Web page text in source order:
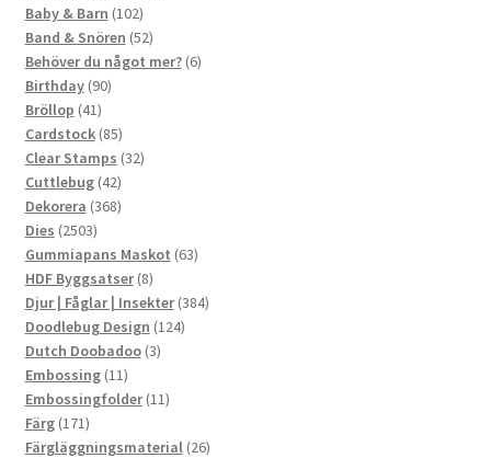
Baby & Barn 102102
produkter
Band & Snören 5252
produkter
Behöver du något mer? 66
Birthday 9090
Bröllop 4141
produkter
Cardstock 8585
produkter
Clear Stamps 3232
Cuttlebug 4242
produkter
Dekorera 368368
Dies 25032503
produkter
Gummiapans Maskot 6363
HDF Byggsatser 88
produkter
Djur | Fåglar | Insekter 384384
Doodlebug Design 124124
Dutch Doobadoo 33
Embossing 1111
produkter
Embossingfolder 1111
Färg 171171
produkter
Färgläggningsmaterial 2626